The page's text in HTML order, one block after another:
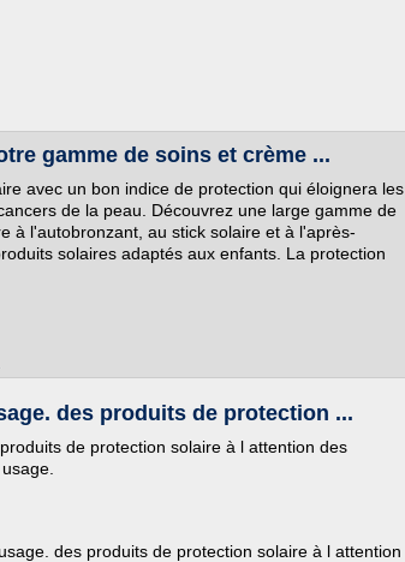
gamme de soins et crème ...
avec un bon indice de protection qui éloignera les
de la peau. Découvrez une large gamme de
à l'autobronzant, au stick solaire et à l'après-
solaires adaptés aux enfants. La protection
des produits de protection ...
de protection solaire à l attention des
des produits de protection solaire à l attention